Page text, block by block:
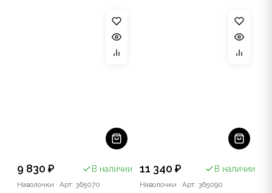
9 830 ₽ В наличии
Наволочки · Арт: 365070
11 340 ₽ В наличии
Наволочки · Арт: 365090